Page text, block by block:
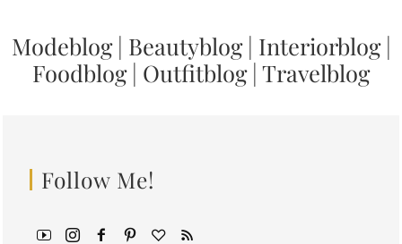
Modeblog| Beautyblog| Interiorblog|
Foodblog| Outfitblog| Travelblog
Follow Me!